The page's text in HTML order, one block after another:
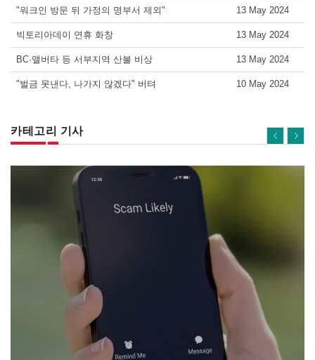
"워크인 방문 뒤 가정의 명부서 제외" 13 May 2024
빅토리아데이 연휴 화창 13 May 2024
BC·앨버타 등 서부지역 산불 비상 13 May 2024
"벌금 못낸다, 나가지 않겠다" 버텨 10 May 2024
카테고리 기사